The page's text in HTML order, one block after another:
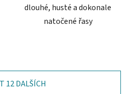
dlouhé, husté a dokonale
natočené řasy
12 DALŠÍCH